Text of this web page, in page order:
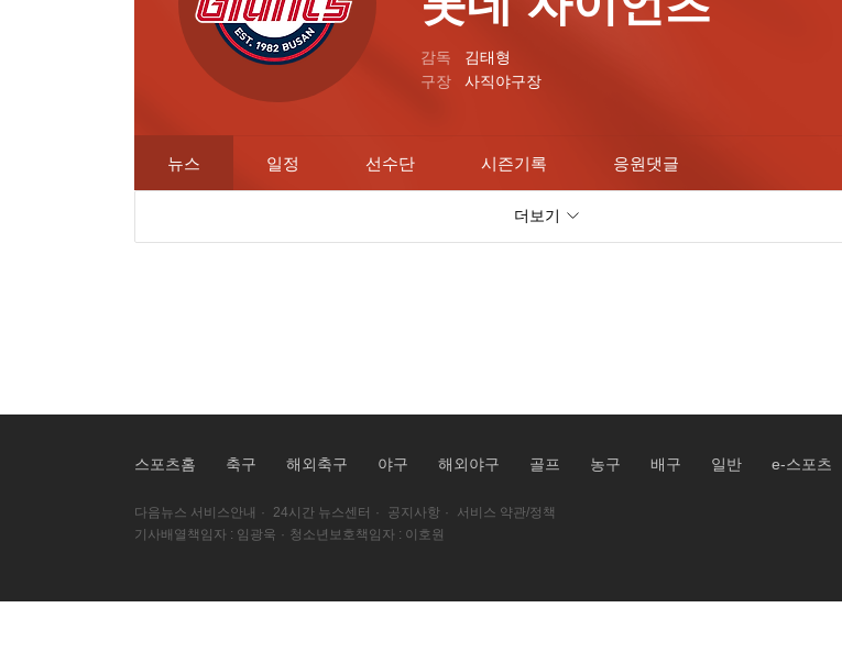
감독
김태형
구장
사직야구장
뉴스 일정 선수단 시즌기록 응원댓글
더보기
스포츠홈 축구 해외축구 야구 해외야구 골프 농구 배구 일반 e-스포츠
다음뉴스 서비스안내 · 24시간 뉴스센터 · 공지사항 ·
서비스 약관/정책
기사배열책임자 : 임광욱 · 청소년보호책임자 : 이호원